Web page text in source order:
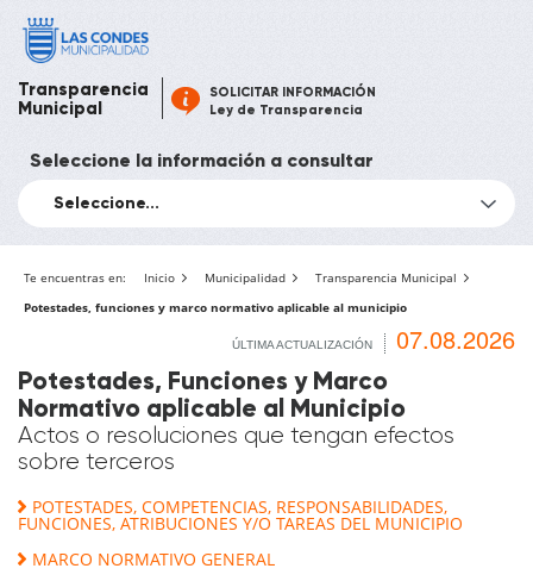
Transparencia
Municipal
SOLICITAR INFORMACIÓN
Ley de Transparencia
Seleccione la información a consultar
Seleccione...
Te encuentras en: Inicio Municipalidad
Transparencia Municipal
Potestades, funciones y marco normativo aplicable al municipio
ÚLTIMA ACTUALIZACIÓN 07.08.2026
Potestades, Funciones y Marco
Normativo aplicable al Municipio
Actos o resoluciones que tengan efectos
sobre terceros
POTESTADES, COMPETENCIAS, RESPONSABILIDADES,
FUNCIONES, ATRIBUCIONES Y/O TAREAS DEL MUNICIPIO
MARCO NORMATIVO GENERAL